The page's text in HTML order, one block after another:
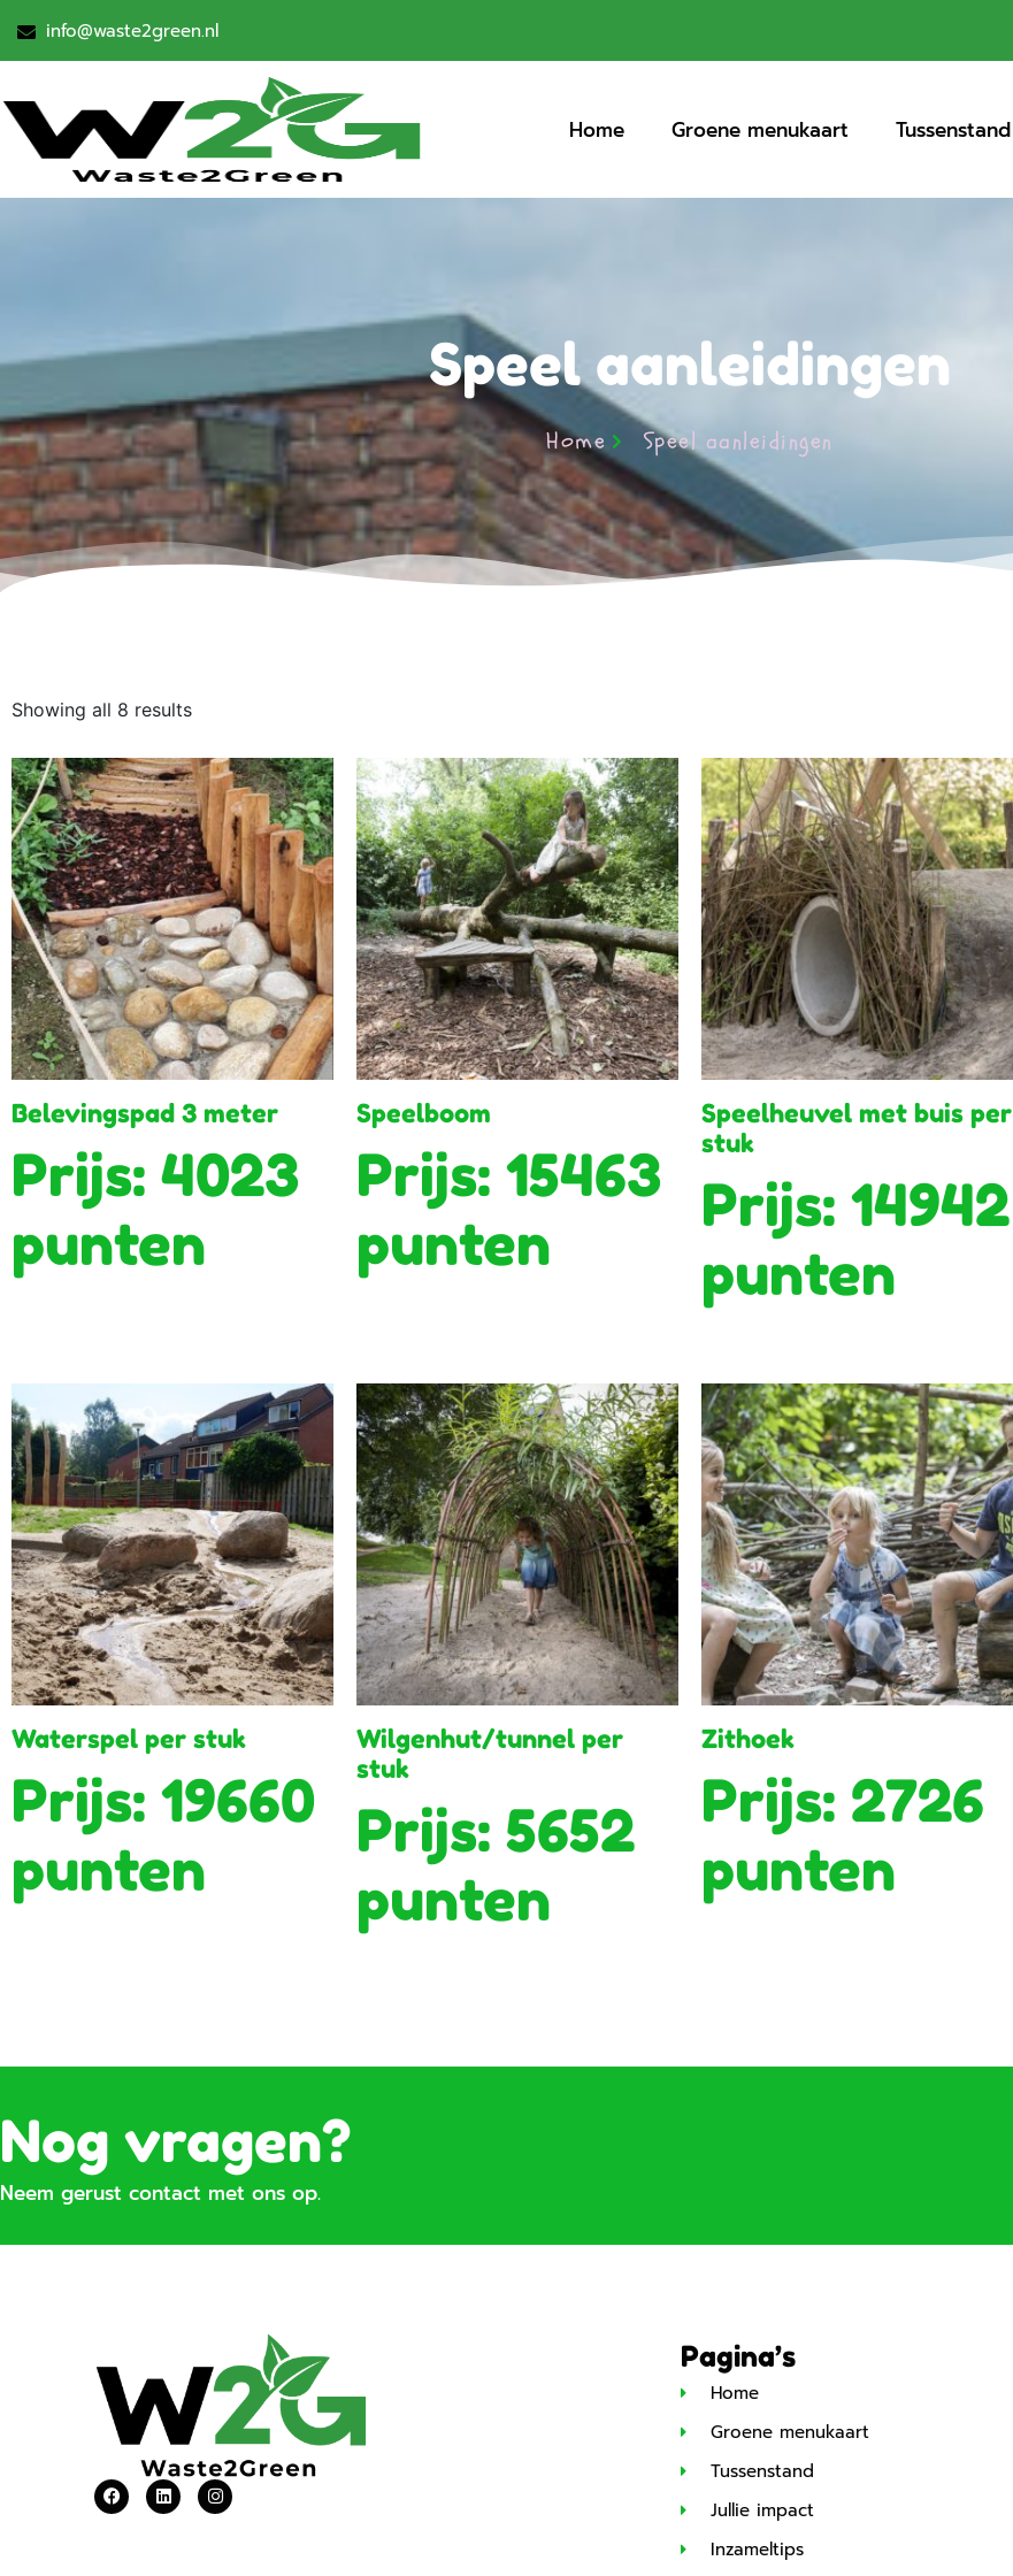
info@waste2green.nl
Home Groene menukaart Tussenstand
Speel aanleidingen
Home Speel aanleidingen
Showing all 8 results
Belevingspad 3 meter
Prijs: 4023
punten
Speelboom
Prijs: 15463
punten
Speelheuvel met buis per
stuk
Prijs: 14942
punten
Waterspel per stuk
Prijs: 19660
punten
Wilgenhut/tunnel per
stuk
Prijs: 5652
punten
Zithoek
Prijs: 2726
punten
Nog vragen?
Neem gerust contact met ons op.
Pagina’s
Home
Groene menukaart
Tussenstand
Jullie impact
Inzameltips